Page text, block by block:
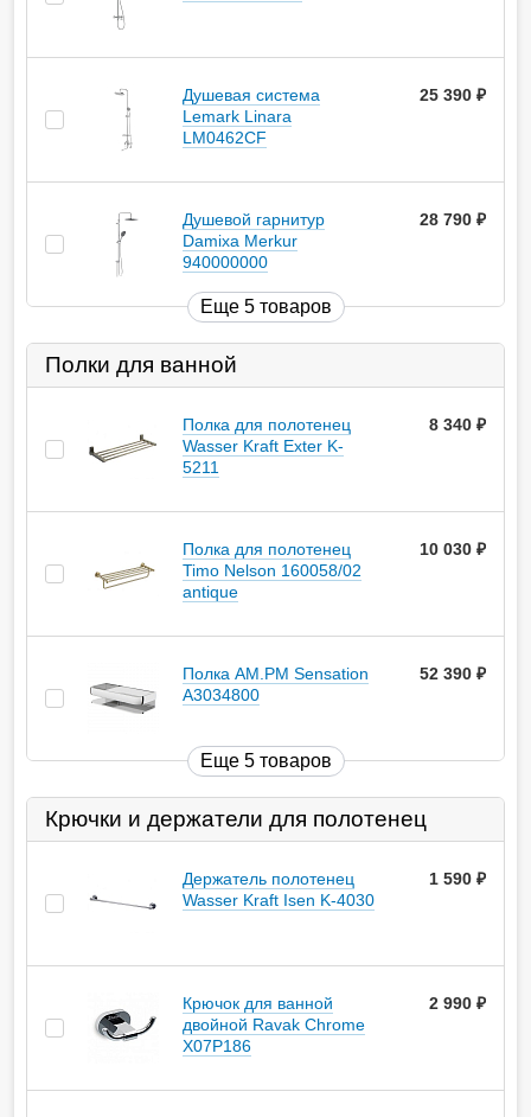
Душевая система
Lemark Linara
LM0462CF
25 390
Душевой гарнитур
Damixa Merkur
940000000
28 790
Еще 5 товаров
Полки для ванной
Полка для полотенец
Wasser Kraft Exter K-
5211
8 340
Полка для полотенец
Timo Nelson 160058/02
antique
10 030
Полка AM.PM Sensation
A3034800
52 390
Еще 5 товаров
Крючки и держатели для полотенец
Держатель полотенец
Wasser Kraft Isen K-4030
1 590
Крючок для ванной
двойной Ravak Chrome
X07P186
2 990